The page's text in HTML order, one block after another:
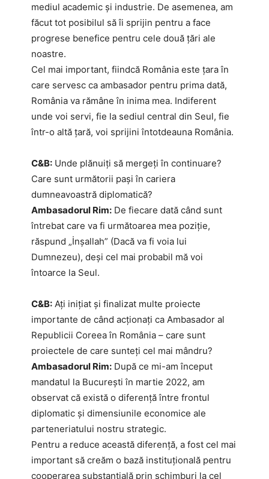
mediul academic și industrie. De asemenea, am
făcut tot posibilul să îi sprijin pentru a face
progrese benefice pentru cele două țări ale
noastre.
Cel mai important, fiindcă România este țara în
care servesc ca ambasador pentru prima dată,
România va rămâne în inima mea. Indiferent
unde voi servi, fie la sediul central din Seul, fie
într-o altă țară, voi sprijini întotdeauna România.
C&B: Unde plănuiți să mergeți în continuare?
Care sunt următorii pași în cariera
dumneavoastră diplomatică?
Ambasadorul Rim: De fiecare dată când sunt
întrebat care va fi următoarea mea poziție,
răspund „İnşallah” (Dacă va fi voia lui
Dumnezeu), deși cel mai probabil mă voi
întoarce la Seul.
C&B: Ați inițiat și finalizat multe proiecte
importante de când acționați ca Ambasador al
Republicii Coreea în România – care sunt
proiectele de care sunteți cel mai mândru?
Ambasadorul Rim: După ce mi-am început
mandatul la București în martie 2022, am
observat că există o diferență între frontul
diplomatic și dimensiunile economice ale
parteneriatului nostru strategic.
Pentru a reduce această diferență, a fost cel mai
important să creăm o bază instituțională pentru
cooperarea substanțială prin schimburi la cel